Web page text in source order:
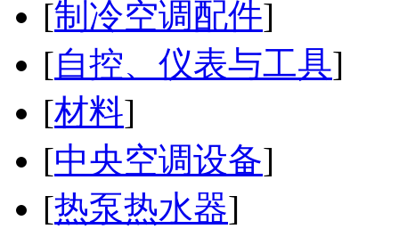
[制冷空调配件]
[自控、仪表与工具]
[材料]
[中央空调设备]
[热泵热水器]